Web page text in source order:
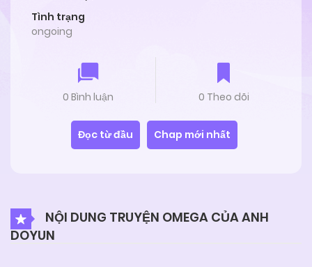
Tình trạng
ongoing
0 Bình luận 0 Theo dõi
Đọc từ đầu Chap mới nhất
NỘI DUNG TRUYỆN OMEGA CỦA ANH
DOYUN